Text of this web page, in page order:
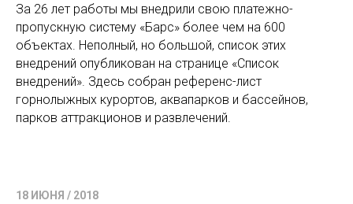
За 26 лет работы мы внедрили свою платежно-
пропускную систему «Барс» более чем на 600
объектах. Неполный, но большой, список этих
внедрений опубликован на странице «Список
внедрений». Здесь собран референс-лист
горнолыжных курортов, аквапарков и бассейнов,
парков аттракционов и развлечений.
18 ИЮНЯ / 2018